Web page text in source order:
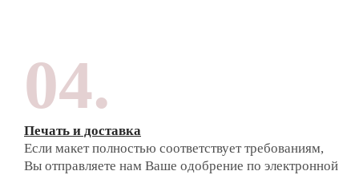
04.
Печать и доставка
Если макет полностью соответствует требованиям,
Вы отправляете нам Ваше одобрение по электронной